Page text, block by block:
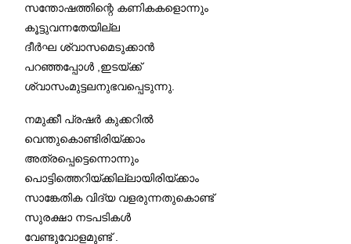
സന്തോഷത്തിന്റെ കണികകളൊന്നും
കൂട്ടുവന്നതേയില്ല
ദീർഘ ശ്വാസമെടുക്കാൻ
പറഞ്ഞപ്പോൾ ,ഇടയ്ക്ക്
ശ്വാസംമുട്ടലനുഭവപ്പെടുന്നു.
നമുക്കീ പ്രഷർ കുക്കറിൽ
വെന്തുകൊണ്ടിരിയ്ക്കാം
അത്രപ്പെട്ടെന്നൊന്നും
പൊട്ടിത്തെറിയ്ക്കില്ലായിരിയ്ക്കാം
സാങ്കേതിക വിദ്യ വളരുന്നതുകൊണ്ട്
സുരക്ഷാ നടപടികൾ
വേണ്ടുവോളമുണ്ട് .